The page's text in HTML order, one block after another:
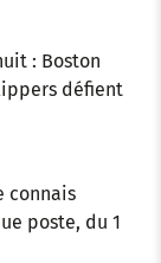
: Boston
défient
connais
poste, du 1